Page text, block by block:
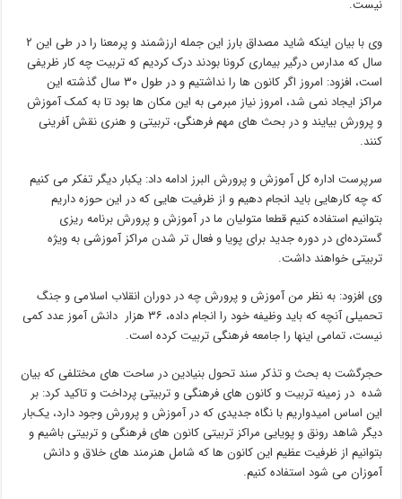
نیست.
وی با بیان اینکه شاید مصداق بارز این جمله ارزشمند و پرمعنا را در طی این ۲
سال که مدارس درگیر بیماری کرونا بودند درک کردیم که تربیت چه کار ظریفی
است، افزود: امروز اگر کانون ها را نداشتیم و در طول ۳۰ سال گذشته این
مراکز ایجاد نمی شد، امروز نیاز مبرمی به این مکان ها بود تا به کمک آموزش
و پرورش بیایند و در بحث های مهم فرهنگی، تربیتی و هنری نقش آفرینی
کنند.
سرپرست اداره کل آموزش و پرورش البرز ادامه داد: یکبار دیگر تفکر می کنیم
که چه کارهایی باید انجام دهیم و از ظرفیت هایی که در این حوزه داریم
بتوانیم استفاده کنیم قطعا متولیان ما در آموزش و پرورش برنامه ریزی
گسترده‌ای در دوره جدید برای پویا و فعال تر شدن مراکز آموزشی به ویژه
تربیتی خواهند داشت.
وی افزود: به نظر من آموزش و پرورش چه در دوران انقلاب اسلامی و جنگ
تحمیلی آنچه که باید وظیفه خود را انجام داده، ۳۶ هزار دانش آموز عدد کمی
نیست، تمامی اینها را جامعه فرهنگی تربیت کرده است.
حجرگشت به بحث و تذکر سند تحول بنیادین در ساحت های مختلفی که بیان
شده در زمینه تربیت و کانون های فرهنگی و تربیتی پرداخت و تاکید کرد: بر
این اساس امیدواریم با نگاه جدیدی که در آموزش و پرورش وجود دارد، یک‌بار
دیگر شاهد رونق و پویایی مراکز تربیتی کانون های فرهنگی و تربیتی باشیم و
بتوانیم از ظرفیت عظیم این کانون ها که شامل هنرمند های خلاق و دانش
آموزان می شود استفاده کنیم.